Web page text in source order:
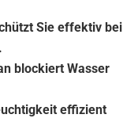
Sie effektiv bei
blockiert Wasser
effizient